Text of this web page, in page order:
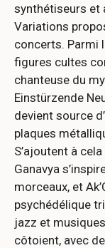
synthétiseurs et
Variations
concerts. Parmi
figures cultes
chanteuse du
Einstürzende
devient source
plaques
S’ajoutent à
Ganavya
morceaux, et
psychédélique
jazz et
côtoient, avec